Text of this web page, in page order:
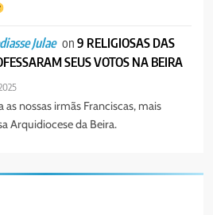
Julae on9 RELIGIOSAS DAS
SEUS VOTOS NA BEIRA
as nossas irmãs Franciscas, mais
Arquidiocese da Beira.